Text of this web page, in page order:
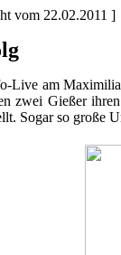
vom 22.02.2011 ]
Live am
zwei Gießer
Sogar so große